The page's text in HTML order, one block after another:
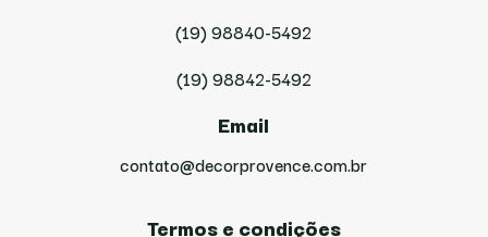
(19) 98840-5492
(19) 98842-5492
Email
contato@decorprovence.com.br
Termos e condições